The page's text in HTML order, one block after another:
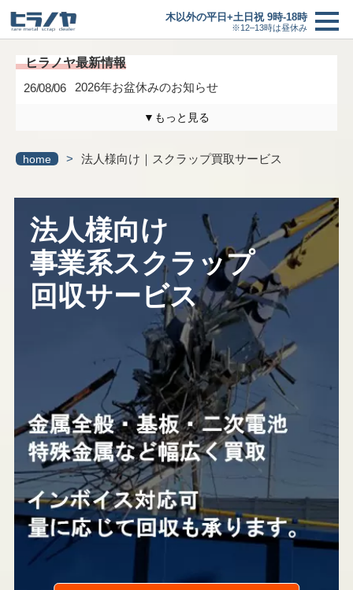
木以外の平日+土日祝 9時-18時
※12–13時は昼休み
買取価格 ＋
買取の流れ
ヒラノヤブログ
会社概要
基板の仕分け
アクセス
採用情報
26/08/06 2026年お盆休みのお知らせ
▼もっと見る
26/01/24 研修に伴う臨時休業のお知らせ
最新情報一覧へ
home > 法人様向け｜スクラップ買取サービス
法人様向け
事業系スクラップ
回収サービス